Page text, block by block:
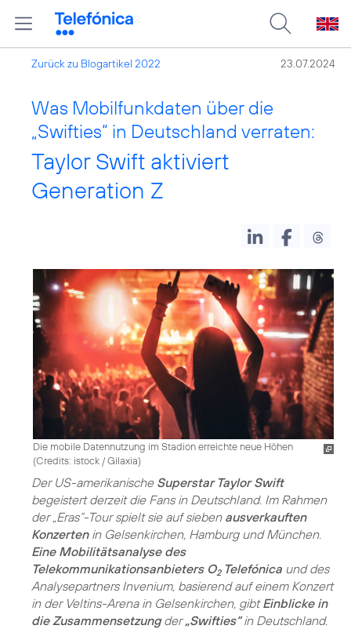
Zurück zu Blogartikel 2022 23.07.2024
Was Mobilfunkdaten über die
„Swifties“ in Deutschland verraten:
Taylor Swift aktiviert
Generation Z
Die mobile Datennutzung im Stadion erreichte neue Höhen
(Credits: istock / Gilaxia)
Der US-amerikanische Superstar Taylor Swift
begeistert derzeit die Fans in Deutschland. Im Rahmen
der „Eras“-Tour spielt sie auf sieben ausverkauften
Konzertenin Gelsenkirchen, Hamburg und München.
Eine Mobilitätsanalyse des
Telekommunikationsanbieters O2Telefónica und des
Analysepartners Invenium, basierend auf einem Konzert
in der Veltins-Arena in Gelsenkirchen, gibtEinblicke in
die Zusammensetzungder„Swifties“in Deutschland.